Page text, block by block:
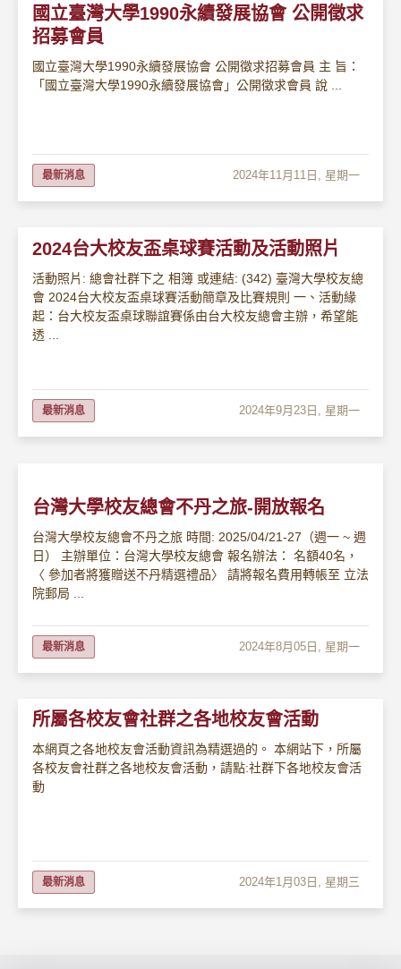
國立臺灣大學1990永續發展協會 公開徵求
招募會員
國立臺灣大學1990永續發展協會 公開徵求招募會員 主 旨：
「國立臺灣大學1990永續發展協會」公開徵求會員 說 ...
最新消息 2024年11月11日, 星期一
2024台大校友盃桌球賽活動及活動照片
活動照片: 總會社群下之 相簿 或連結: (342) 臺灣大學校友總
會 2024台大校友盃桌球賽活動簡章及比賽規則 一、活動緣
起：台大校友盃桌球聯誼賽係由台大校友總會主辦，希望能
透 ...
最新消息 2024年9月23日, 星期一
台灣大學校友總會不丹之旅-開放報名
台灣大學校友總會不丹之旅 時間: 2025/04/21-27（週一 ~ 週
日） 主辦單位：台灣大學校友總會 報名辦法： 名額40名，
〈 參加者將獲贈送不丹精選禮品〉 請將報名費用轉帳至 立法
院郵局 ...
最新消息 2024年8月05日, 星期一
所屬各校友會社群之各地校友會活動
本網頁之各地校友會活動資訊為精選過的。 本網站下，所屬
各校友會社群之各地校友會活動，請點:社群下各地校友會活
動
最新消息 2024年1月03日, 星期三